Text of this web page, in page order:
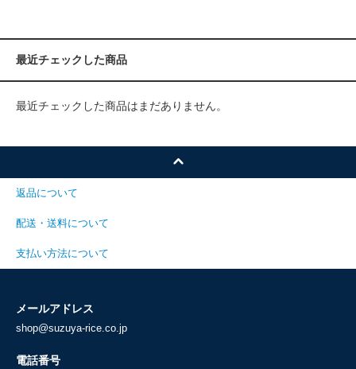
最近チェックした商品
最近チェックした商品はまだありません。
返品について
配送・送料について
支払い方法について
メールアドレス
shop@suzuya-rice.co.jp
電話番号